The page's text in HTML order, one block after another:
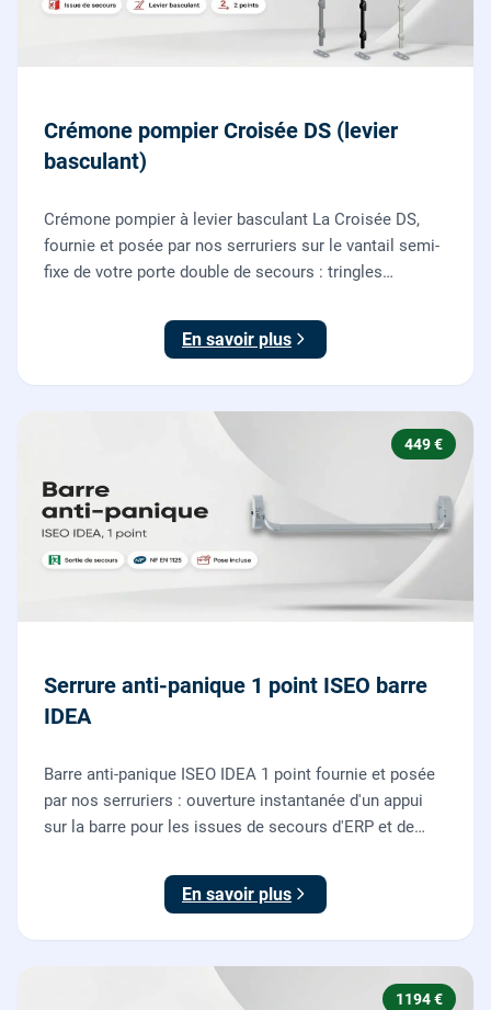
Crémone pompier Croisée DS (levier
basculant)
Crémone pompier à levier basculant La Croisée DS,
fournie et posée par nos serruriers sur le vantail semi-
fixe de votre porte double de secours : tringles
En savoir plus
449 €
Serrure anti-panique 1 point ISEO barre
IDEA
Barre anti-panique ISEO IDEA 1 point fournie et posée
par nos serruriers : ouverture instantanée d'un appui
sur la barre pour les issues de secours d'ERP et de
En savoir plus
1194 €